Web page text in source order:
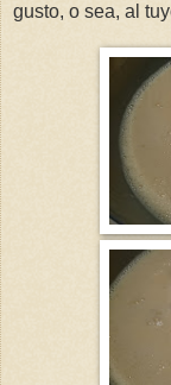
gusto, o sea, al